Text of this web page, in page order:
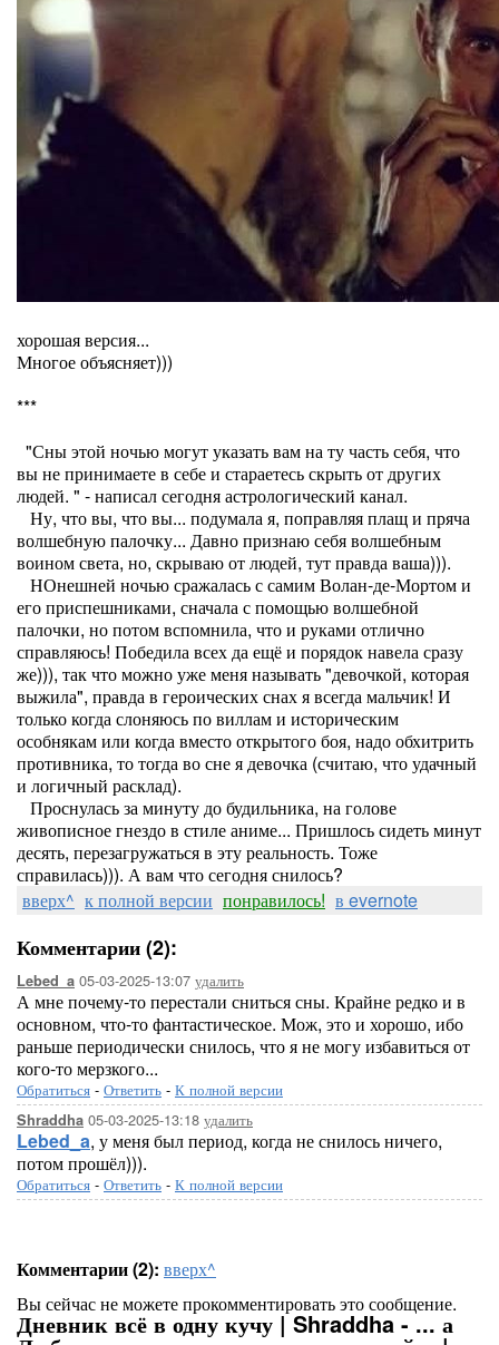
хорошая версия...
Многое объясняет)))
***
"Сны этой ночью могут указать вам на ту часть себя, что
вы не принимаете в себе и стараетесь скрыть от других
людей. " - написал сегодня астрологический канал.
Ну, что вы, что вы... подумала я, поправляя плащ и пряча
волшебную палочку... Давно признаю себя волшебным
воином света, но, скрываю от людей, тут правда ваша))).
НОнешней ночью сражалась с самим Волан-де-Мортом и
его приспешниками, сначала с помощью волшебной
палочки, но потом вспомнила, что и руками отлично
справляюсь! Победила всех да ещё и порядок навела сразу
же))), так что можно уже меня называть "девочкой, которая
выжила", правда в героических снах я всегда мальчик! И
только когда слоняюсь по виллам и историческим
особнякам или когда вместо открытого боя, надо обхитрить
противника, то тогда во сне я девочка (считаю, что удачный
и логичный расклад).
Проснулась за минуту до будильника, на голове
живописное гнездо в стиле аниме... Пришлось сидеть минут
десять, перезагружаться в эту реальность. Тоже
справилась))). А вам что сегодня снилось?
вверх^ к полной версии понравилось! в evernote
Комментарии (2):
Lebed_a 05-03-2025-13:07 удалить
А мне почему-то перестали сниться сны. Крайне редко и в
основном, что-то фантастическое. Мож, это и хорошо, ибо
раньше периодически снилось, что я не могу избавиться от
кого-то мерзкого...
Обратиться - Ответить - К полной версии
Shraddha 05-03-2025-13:18 удалить
Lebed_a, у меня был период, когда не снилось ничего,
потом прошёл))).
Обратиться - Ответить - К полной версии
Комментарии (2): вверх^
Вы сейчас не можете прокомментировать это сообщение.
Дневник всё в одну кучу | Shraddha - ... а